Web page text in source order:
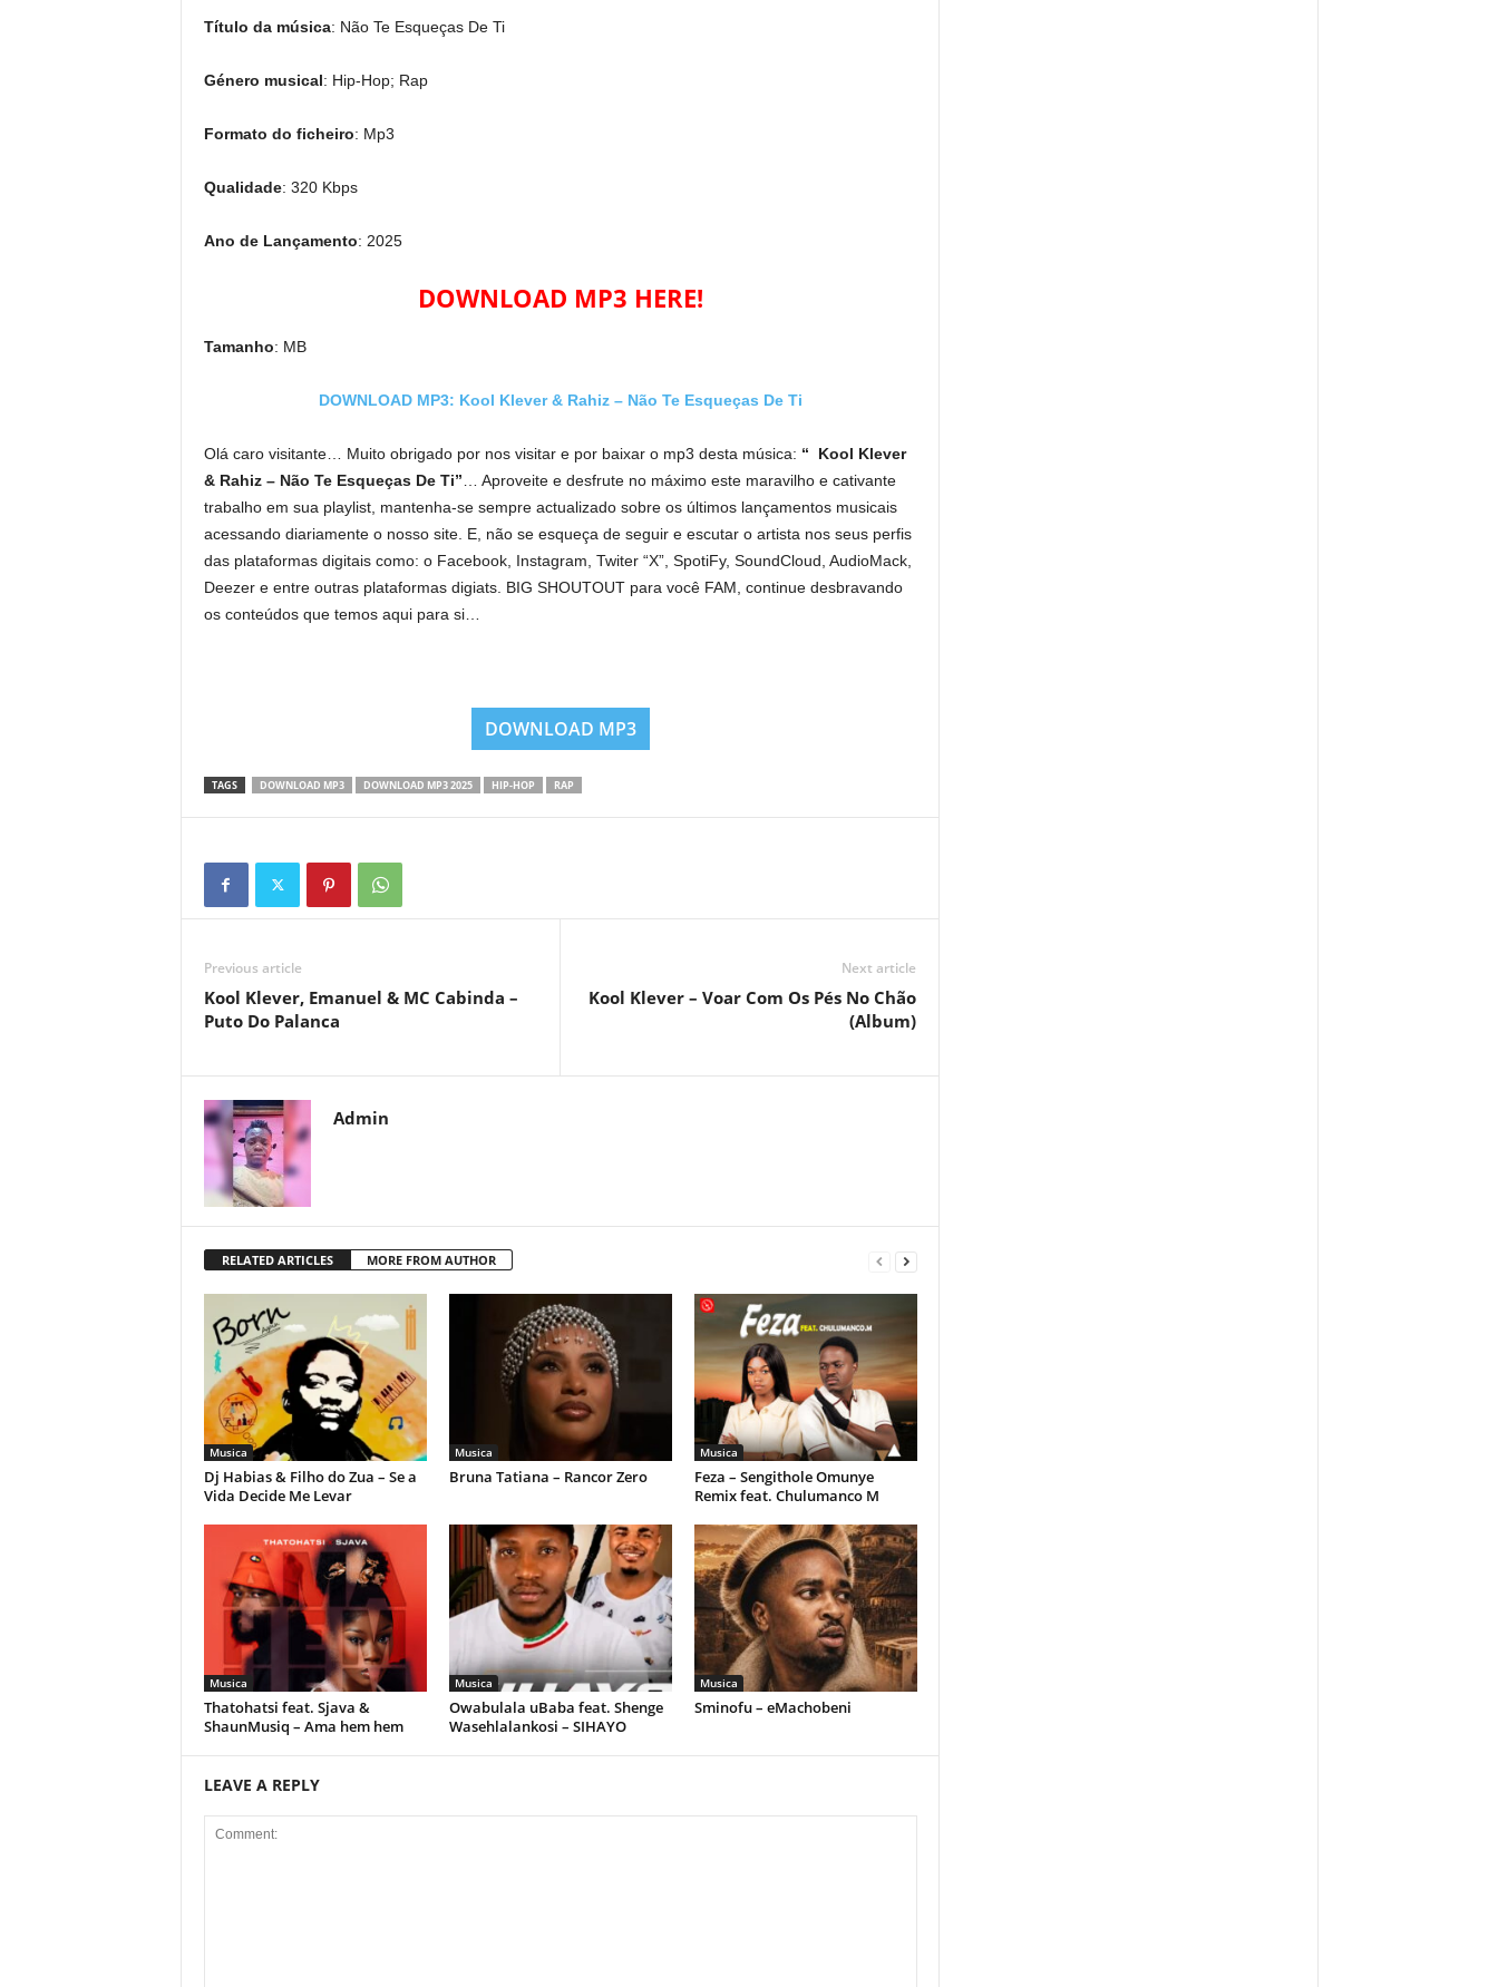
Título da música: Não Te Esqueças De Ti
Género musical: Hip-Hop; Rap
Formato do ficheiro: Mp3
Qualidade: 320 Kbps
Ano de Lançamento: 2025
DOWNLOAD MP3 HERE!
Tamanho: MB
DOWNLOAD MP3: Kool Klever & Rahiz – Não Te Esqueças De Ti
Olá caro visitante… Muito obrigado por nos visitar e por baixar o mp3 desta música: “ Kool Klever
& Rahiz – Não Te Esqueças De Ti” … Aproveite e desfrute no máximo este maravilho e cativante
trabalho em sua playlist, mantenha-se sempre actualizado sobre os últimos lançamentos musicais
acessando diariamente o nosso site. E, não se esqueça de seguir e escutar o artista nos seus perfis
das plataformas digitais como: o Facebook, Instagram, Twiter “X”, SpotiFy, SoundCloud, AudioMack,
Deezer e entre outras plataformas digiats. BIG SHOUTOUT para você FAM, continue desbravando
os conteúdos que temos aqui para si…
DOWNLOAD MP3
TAGS DOWNLOAD MP3 DOWNLOAD MP3 2025 HIP-HOP RAP
Previous article
Kool Klever, Emanuel & MC Cabinda –
Puto Do Palanca
Next article
Kool Klever – Voar Com Os Pés No Chão
(Album)
Admin
RELATED ARTICLES MORE FROM AUTHOR
Musica
Dj Habias & Filho do Zua – Se a
Vida Decide Me Levar
Musica
Bruna Tatiana – Rancor Zero
Musica
Feza – Sengithole Omunye
Remix feat. Chulumanco M
Musica
Thatohatsi feat. Sjava &
ShaunMusiq – Ama hem hem
Musica
Owabulala uBaba feat. Shenge
Wasehlalankosi – SIHAYO
Musica
Sminofu – eMachobeni
LEAVE A REPLY